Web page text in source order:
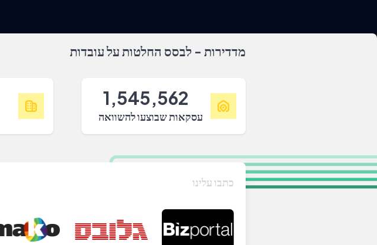
מדדירות - לבסס החלטות על עובדות
1,545,562
עסקאות שבוצעו להשוואה
כתבו עלינו